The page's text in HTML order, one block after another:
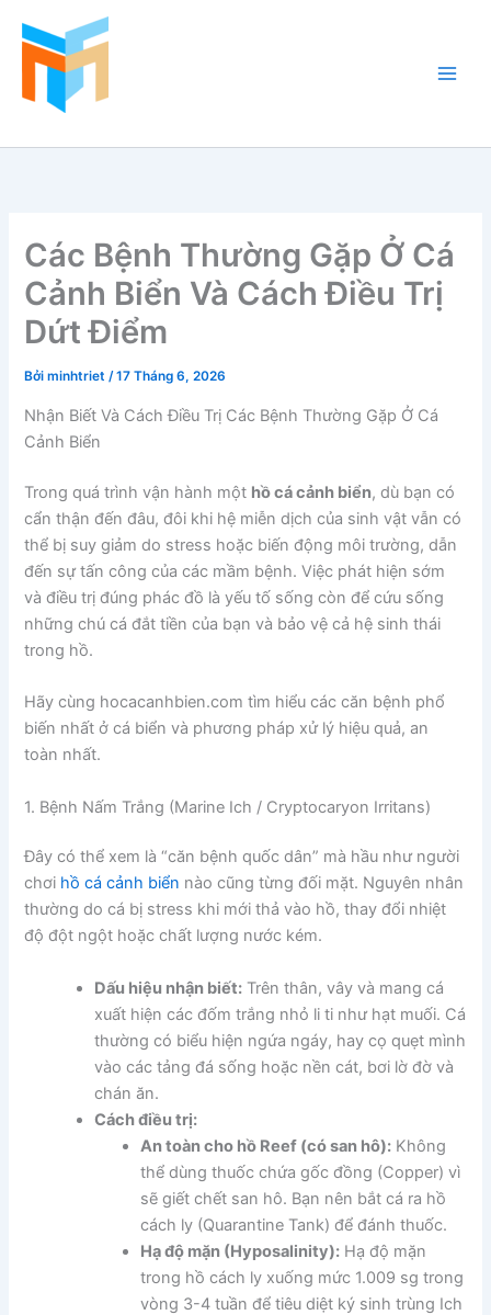
Các Bệnh Thường Gặp Ở Cá
Cảnh Biển Và Cách Điều Trị
Dứt Điểm
Bởiminhtriet/17 Tháng 6, 2026
Nhận Biết Và Cách Điều Trị Các Bệnh Thường Gặp Ở Cá
Cảnh Biển
Trong quá trình vận hành một hồ cá cảnh biển, dù bạn có
cẩn thận đến đâu, đôi khi hệ miễn dịch của sinh vật vẫn có
thể bị suy giảm do stress hoặc biến động môi trường, dẫn
đến sự tấn công của các mầm bệnh. Việc phát hiện sớm
và điều trị đúng phác đồ là yếu tố sống còn để cứu sống
những chú cá đắt tiền của bạn và bảo vệ cả hệ sinh thái
trong hồ.
Hãy cùng hocacanhbien.com tìm hiểu các căn bệnh phổ
biến nhất ở cá biển và phương pháp xử lý hiệu quả, an
toàn nhất.
1. Bệnh Nấm Trắng (Marine Ich / Cryptocaryon Irritans)
Đây có thể xem là “căn bệnh quốc dân” mà hầu như người
chơi hồ cá cảnh biển nào cũng từng đối mặt. Nguyên nhân
thường do cá bị stress khi mới thả vào hồ, thay đổi nhiệt
độ đột ngột hoặc chất lượng nước kém.
Dấu hiệu nhận biết: Trên thân, vây và mang cá
xuất hiện các đốm trắng nhỏ li ti như hạt muối. Cá
thường có biểu hiện ngứa ngáy, hay cọ quẹt mình
vào các tảng đá sống hoặc nền cát, bơi lờ đờ và
chán ăn.
Cách điều trị:
An toàn cho hồ Reef (có san hô): Không
thể dùng thuốc chứa gốc đồng (Copper) vì
sẽ giết chết san hô. Bạn nên bắt cá ra hồ
cách ly (Quarantine Tank) để đánh thuốc.
Hạ độ mặn (Hyposalinity): Hạ độ mặn
trong hồ cách ly xuống mức 1.009 sg trong
vòng 3-4 tuần để tiêu diệt ký sinh trùng Ich